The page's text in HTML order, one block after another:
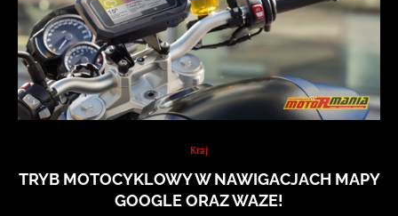
Kraj
TRYB MOTOCYKLOWY W NAWIGACJACH MAPY
GOOGLE ORAZ WAZE!